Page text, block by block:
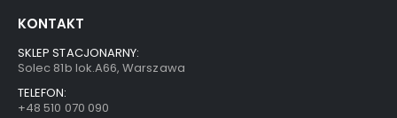
KONTAKT
SKLEP STACJONARNY:
Solec 81b lok.A66, Warszawa
TELEFON:
+48 510 070 090